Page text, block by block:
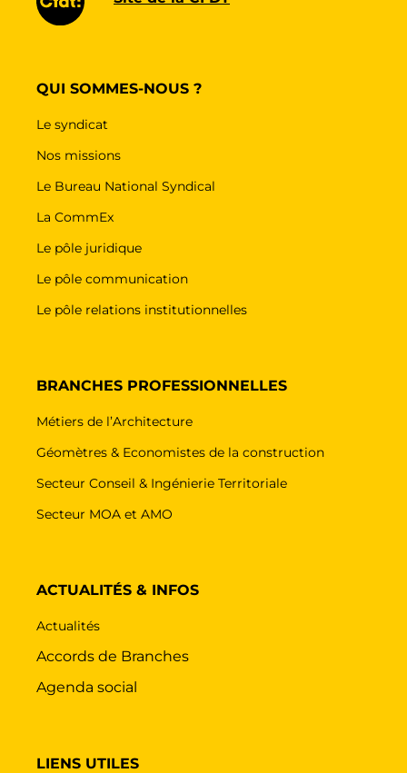
QUI SOMMES-NOUS ?
Le syndicat
Nos missions
Le Bureau National Syndical
La CommEx
Le pôle juridique
Le pôle communication
Le pôle relations institutionnelles
BRANCHES PROFESSIONNELLES
Métiers de l’Architecture
Géomètres & Economistes de la construction
Secteur Conseil & Ingénierie Territoriale
Secteur MOA et AMO
ACTUALITÉS & INFOS
Actualités
Accords de Branches
Agenda social
LIENS UTILES